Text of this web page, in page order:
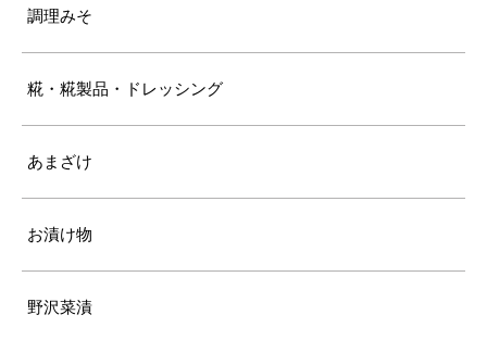
調理みそ
糀・糀製品・ドレッシング
あまざけ
お漬け物
野沢菜漬